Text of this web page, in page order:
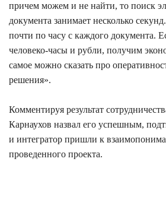
причем можем и не найти, то поиск
документа занимает несколько
почти по часу с каждого документа.
человеко-часы и рубли, получим
самое можно сказать про
решения».
Комментируя результат
Карнаухов назвал его успешным,
и интегратор пришли к
проведенного проекта.